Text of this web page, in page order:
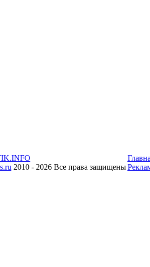
2010 - 2026 Все права защищены